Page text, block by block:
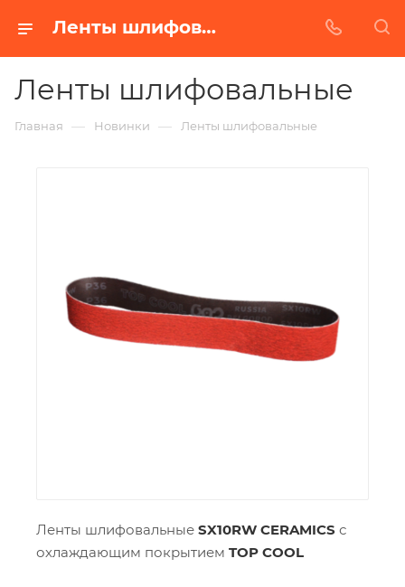
Ленты шлифовальные
Ленты шлифовальные
Главная — Новинки — Ленты шлифовальные
Ленты шлифовальные SX10RW CERAMICS с
охлаждающим покрытием TOP COOL